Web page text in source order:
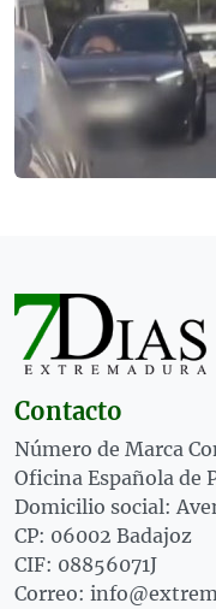
Contacto
Número de Marca
Oficina Española de
Domicilio social:
CP: 06002 Badajoz
CIF: 08856071J
Correo: